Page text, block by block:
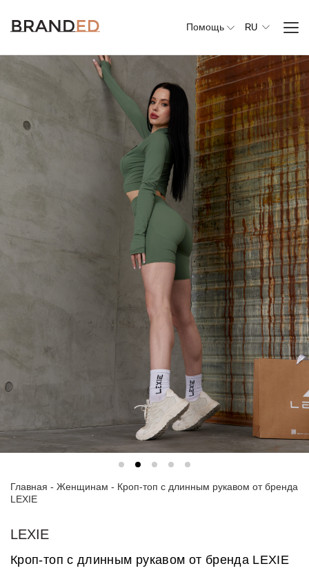
Помощь RU
Вся
кардиганы
рубашки
Пиджаки
и поло
Главная - Женщинам - Кроп-топ с длинным рукавом от бренда
LEXIE
LEXIE
Кроп-топ с длинным рукавом от бренда LEXIE